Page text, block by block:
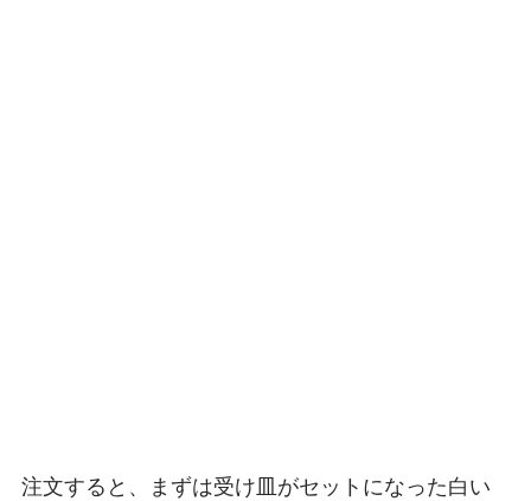
注文すると、まずは受け皿がセットになった白い